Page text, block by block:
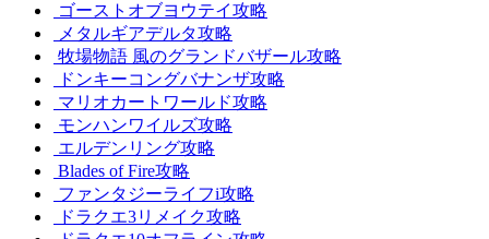
ゴーストオブヨウテイ攻略
メタルギアデルタ攻略
牧場物語 風のグランドバザール攻略
ドンキーコングバナンザ攻略
マリオカートワールド攻略
モンハンワイルズ攻略
エルデンリング攻略
Blades of Fire攻略
ファンタジーライフi攻略
ドラクエ3リメイク攻略